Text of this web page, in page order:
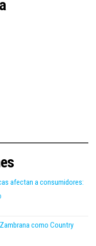
afectan a consumidores:
como Country